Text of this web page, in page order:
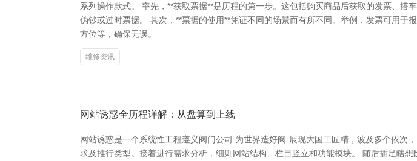
系列操作款式。 率先，**获取票据**是历程的第一步。这包括购买商品后获取的发票、
伪钞或过时票据。 其次，**票据的使用**凭证不同的场景而有所不同。举例，发票可用于
方位等，确保无误。
维修资讯
网站诱惑全历程详解：从盘算到上线
网站诱惑是一个系统性工程遵义阀门公司 为世界造好阀-展现大国工匠精，波及多个依
求及推行类型。接着进行需求分析，细则网站结构、栏目竖立和功能模块。 随后插足瞎